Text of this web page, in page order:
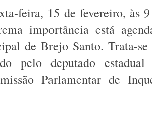
feira, 15 de fevereiro, às
importância está
de Brejo Santo. Trata-
pelo deputado
Parlamentar de